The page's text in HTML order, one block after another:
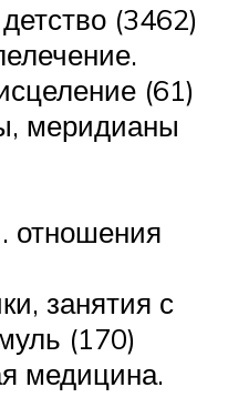
(3462)
(61)
меридианы
отношения
занятия с
(170)
медицина.